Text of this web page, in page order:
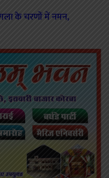
के चरणों में नमन,